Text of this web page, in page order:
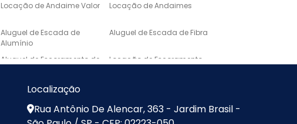
Locação de Andaime Valor Locação de Andaimes
Aluguel de Escada de
Alumínio
Aluguel de Escada de Fibra
Aluguel de Escoramento de
Locação de Escoramento
Lavatório de Mármore para
Pias de Mármore de
Pias e Bancadas de
Localização
Rua Antônio De Alencar, 363 - Jardim Brasil -